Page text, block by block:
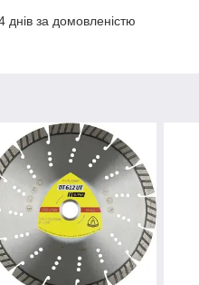
за домовленістю